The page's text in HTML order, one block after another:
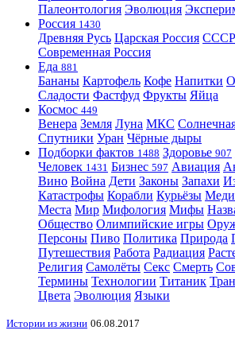
Палеонтология Эволюция
Россия 1430
Древняя Русь Царская Россия СССР
Современная Россия
Еда 881
Бананы Картофель Кофе Напитки
Сладости Фастфуд Фрукты Яйца
Космос 449
Венера Земля Луна МКС
Спутники Уран Чёрные дыры
Подборки фактов 1488 Здоровье 907
Человек 1431 Бизнес 597 Авиация
Вино Война Дети Законы Запахи
Катастрофы Корабли Курьёзы
Места Мир Мифология Мифы
Общество Олимпийские игры
Персоны Пиво Политика Природа
Путешествия Работа Радиация
Религия Самолёты Секс Смерть
Термины Технологии Титаник
Цвета Эволюция Языки
Истории из жизни 06.08.2017